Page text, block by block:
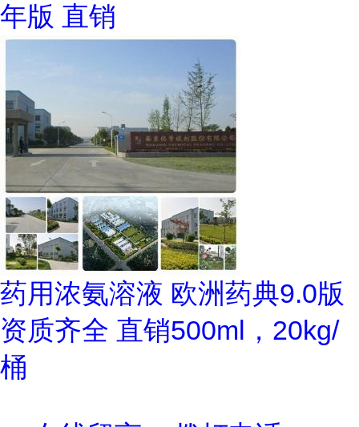
年版 直销
药用浓氨溶液 欧洲药典9.0版
资质齐全 直销500ml，20kg/
桶